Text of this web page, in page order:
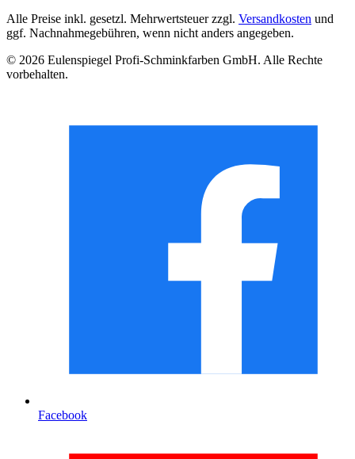
Alle Preise inkl. gesetzl. Mehrwertsteuer zzgl. Versandkosten und
ggf. Nachnahmegebühren, wenn nicht anders angegeben.
© 2026 Eulenspiegel Profi-Schminkfarben GmbH. Alle Rechte
vorbehalten.
Facebook